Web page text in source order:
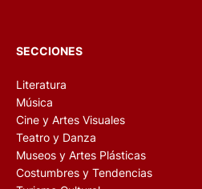
SECCIONES
Literatura
Música
Cine y Artes Visuales
Teatro y Danza
Museos y Artes Plásticas
Costumbres y Tendencias